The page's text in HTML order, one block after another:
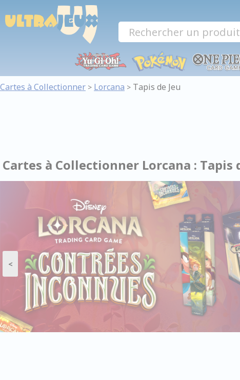
Cartes à Collectionner > Lorcana > Tapis de Jeu
Cartes à Collectionner Lorcana : Tapis
<
Panneau de gestion des cookies